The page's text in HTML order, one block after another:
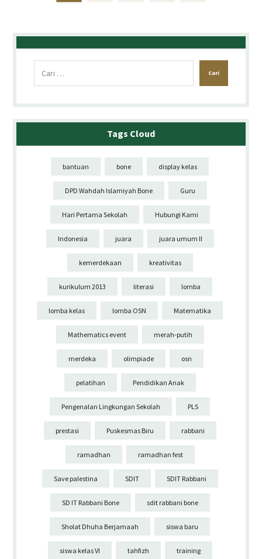
Cari
Tags Cloud
bantuan bone display kelas
DPD Wahdah Islamiyah Bone Guru
Hari Pertama Sekolah Hubungi Kami
Indonesia juara juara umum II
kemerdekaan kreativitas
kurikulum 2013 literasi lomba
lomba kelas lomba OSN Matematika
Mathematics event merah-putih
merdeka olimpiade osn
pelatihan Pendidikan Anak
Pengenalan Lingkungan Sekolah PLS
prestasi Puskesmas Biru rabbani
ramadhan ramadhan fest
Save palestina SDIT SDIT Rabbani
SD IT Rabbani Bone sdit rabbani bone
Sholat Dhuha Berjamaah siswa baru
siswa kelas VI tahfizh training